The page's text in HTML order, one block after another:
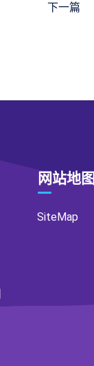
下一篇
网站地图
SiteMap